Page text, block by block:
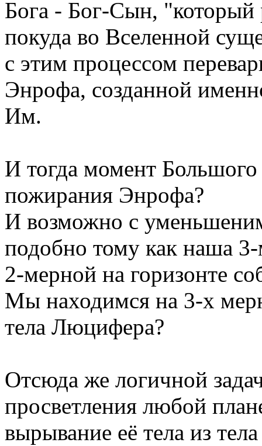
Бога - Бог-Сын, "который
покуда во Вселенной
с этим процессом
Энрофа, созданной
Им.
И тогда момент
пожирания Энрофа?
И возможно с
подобно тому как наша 3-
2-мерной на горизонте
Мы находимся на 3-х
тела Люцифера?
Отсюда же логичной
просветления любой
вырывание её тела из